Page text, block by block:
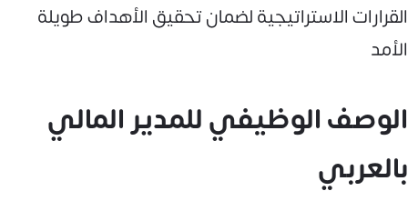
القرارات الاستراتيجية لضمان تحقيق الأهداف طويلة
الأمد
الوصف الوظيفي للمدير المالي
بالعربي